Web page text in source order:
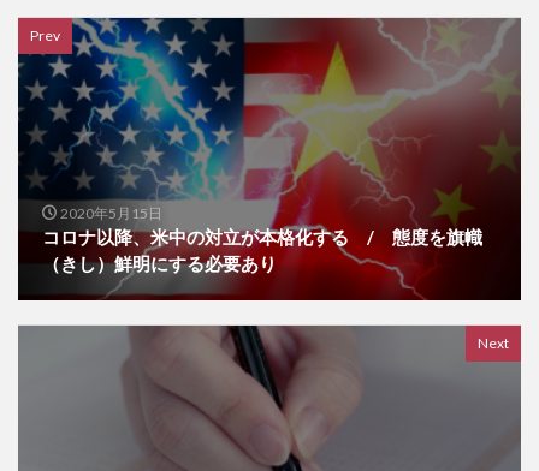
Prev
2020年5月15日
コロナ以降、米中の対立が本格化する / 態度を旗幟
（きし）鮮明にする必要あり
Next